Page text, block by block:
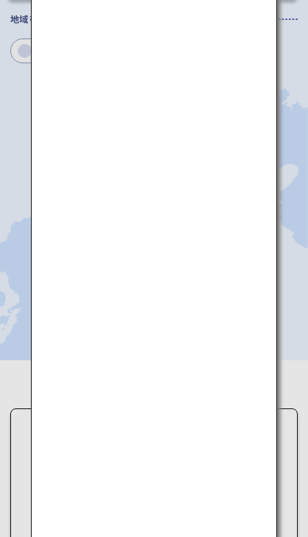
地域を選択してください